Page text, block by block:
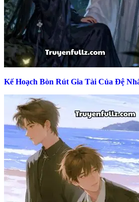
Kế Hoạch Bòn Rút Gia Tài Của Đệ